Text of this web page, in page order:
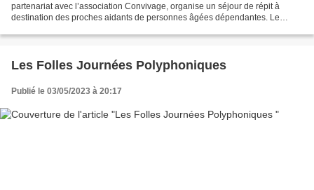
partenariat avec l’association Convivage, organise un séjour de répit à
destination des proches aidants de personnes âgées dépendantes. Le
Les Folles Journées Polyphoniques
Publié le 03/05/2023 à 20:17